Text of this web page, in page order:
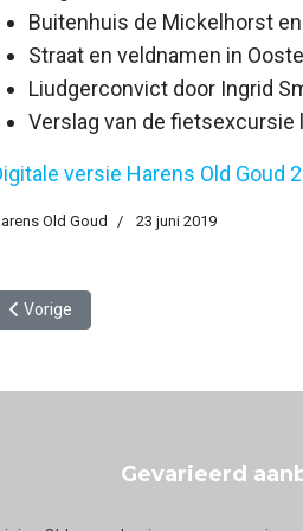
Buitenhuis de Mickelhorst
Straat en veldnamen in
Liudgerconvict door Ingrid
Verslag van de fietsexcursie
versie Harens Old Goud
Old Goud 23 juni 2019
Vorig artikel: Harens Old Goud 2019-2
Vorige
Gevarieerd